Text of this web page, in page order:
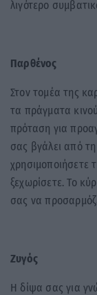
λιγότερο
Παρθένος
Στον τομέα της
τα πράγματα
πρόταση για
σας βγάλει από
χρησιμοποιήσετε
ξεχωρίσετε. Το
σας να
Ζυγός
Η δίψα σας για